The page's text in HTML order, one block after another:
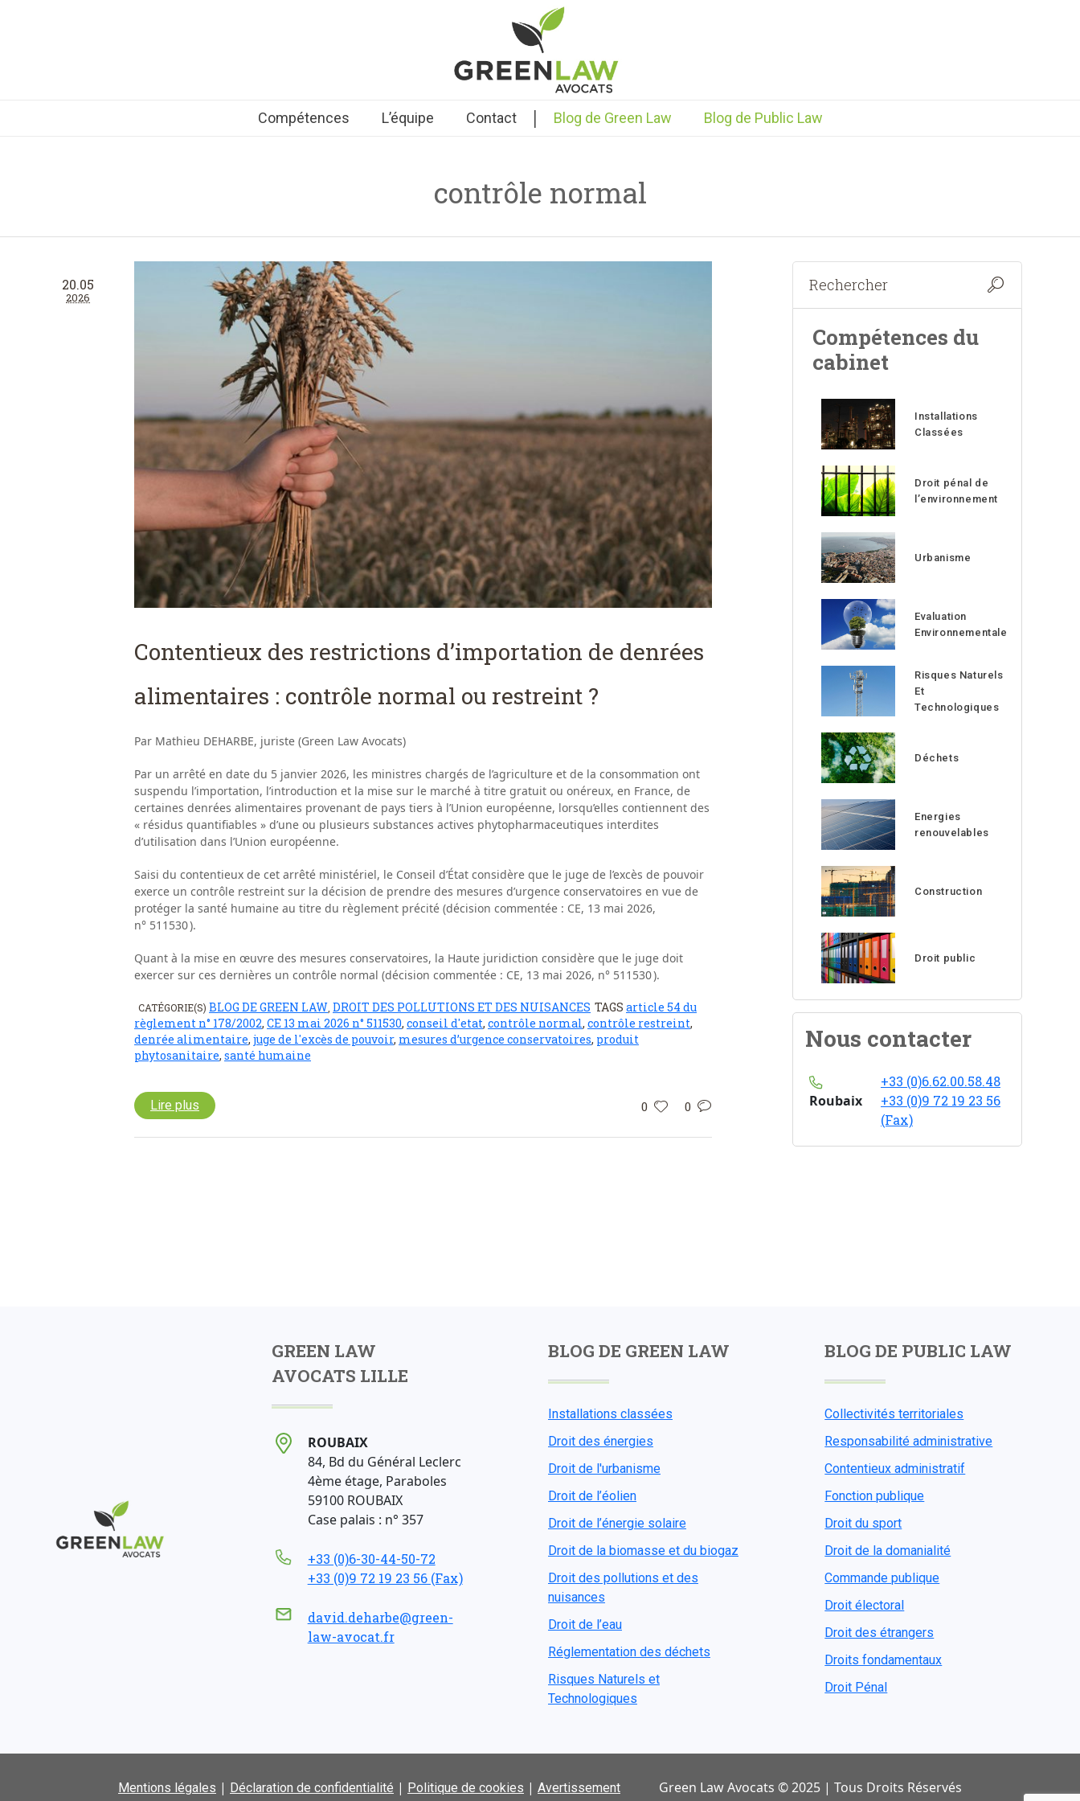
Compétences L’équipe Contact | Blog de Green Law Blog de Public Law
contrôle normal
20.05
2026
Contentieux des restrictions d’importation de denrées
alimentaires : contrôle normal ou restreint ?
Par Mathieu DEHARBE, juriste (Green Law Avocats)
Par un arrêté en date du 5 janvier 2026, les ministres chargés de l’agriculture et de la consommation ont
suspendu l’importation, l’introduction et la mise sur le marché à titre gratuit ou onéreux, en France, de
certaines denrées alimentaires provenant de pays tiers à l’Union européenne, lorsqu’elles contiennent des
« résidus quantifiables » d’une ou plusieurs substances actives phytopharmaceutiques interdites
d’utilisation dans l’Union européenne.
Saisi du contentieux de cet arrêté ministériel, le Conseil d’État considère que le juge de l’excès de pouvoir
exerce un contrôle restreint sur la décision de prendre des mesures d’urgence conservatoires en vue de
protéger la santé humaine au titre du règlement précité (décision commentée : CE, 13 mai 2026,
n° 511530 ).
Quant à la mise en œuvre des mesures conservatoires, la Haute juridiction considère que le juge doit
exercer sur ces dernières un contrôle normal (décision commentée : CE, 13 mai 2026, n° 511530 ).
CATÉGORIE(S) BLOG DE GREEN LAW DROIT DES POLLUTIONS ET DES NUISANCES TAGS article 54 du
règlement n° 178/2002, CE 13 mai 2026 n° 511530, conseil d'etat, contrôle normal, contrôle restreint,
denrée alimentaire, juge de l'excès de pouvoir, mesures d’urgence conservatoires, produit
phytosanitaire, santé humaine
0 0
Lire plus
Compétences du
cabinet
Installations
Classées
Droit pénal de
l’environnement
Urbanisme
Evaluation
Environnementale
Risques Naturels
Et
Technologiques
Déchets
Energies
renouvelables
Construction
Droit public
Nous contacter
Roubaix
+33 (0)6.62.00.58.48
+33 (0)9 72 19 23 56
(Fax)
GREEN LAW
AVOCATS LILLE
ROUBAIX
84, Bd du Général Leclerc
4ème étage, Paraboles
59100 ROUBAIX
Case palais : n° 357
+33 (0)6-30-44-50-72
+33 (0)9 72 19 23 56 (Fax)
david.deharbe@green-
law-avocat.fr
BLOG DE GREEN LAW
Installations classées
Droit des énergies
Droit de l'urbanisme
Droit de l’éolien
Droit de l’énergie solaire
Droit de la biomasse et du biogaz
Droit des pollutions et des
nuisances
Droit de l’eau
Réglementation des déchets
Risques Naturels et
Technologiques
BLOG DE PUBLIC LAW
Collectivités territoriales
Responsabilité administrative
Contentieux administratif
Fonction publique
Droit du sport
Droit de la domanialité
Commande publique
Droit électoral
Droit des étrangers
Droits fondamentaux
Droit Pénal
Mentions légales | Déclaration de confidentialité | Politique de cookies | Avertissement Green Law Avocats © 2025 | Tous Droits Réservés